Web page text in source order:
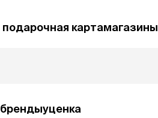
подарочная картамагазины
брендыуценка